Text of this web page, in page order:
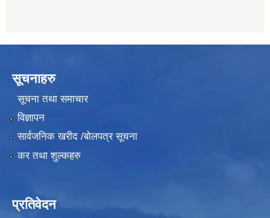
सूचनाहरु
सूचना तथा समाचार
विज्ञापन
सार्वजनिक खरीद /बोलपत्र सूचना
कर तथा शुल्कहरु
प्रतिवेदन